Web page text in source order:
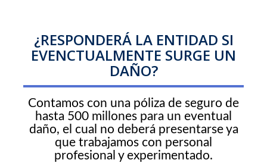
¿RESPONDERÁ LA ENTIDAD SI
EVENCTUALMENTE SURGE UN
DAÑO?
Contamos con una póliza de seguro de
hasta 500 millones para un eventual
daño, el cual no deberá presentarse ya
que trabajamos con personal
profesional y experimentado.